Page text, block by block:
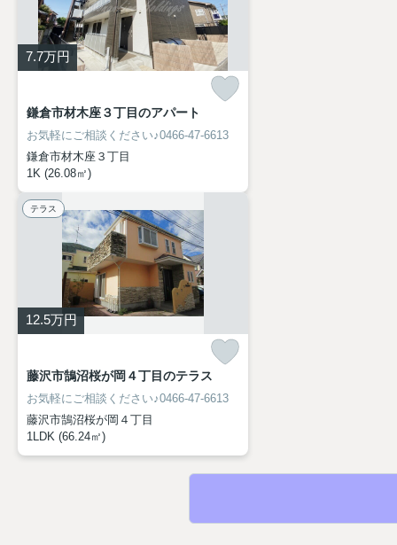
7.7万円
鎌倉市材木座３丁目のアパート
お気軽にご相談ください♪0466-47-6613
鎌倉市材木座３丁目
1K (26.08㎡)
テラス
12.5万円
藤沢市鵠沼桜が岡４丁目のテラス
お気軽にご相談ください♪0466-47-6613
藤沢市鵠沼桜が岡４丁目
1LDK (66.24㎡)